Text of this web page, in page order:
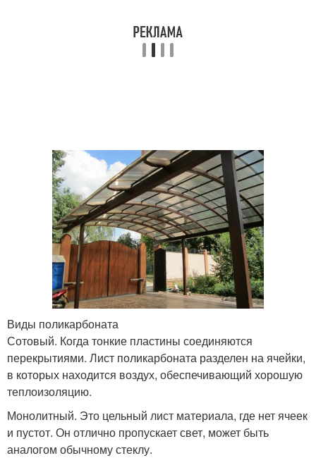
Виды поликарбоната
Сотовый. Когда тонкие пластины соединяются
перекрытиями. Лист поликарбоната разделен на ячейки,
в которых находится воздух, обеспечивающий хорошую
теплоизоляцию.
Монолитный. Это цельный лист материала, где нет ячеек
и пустот. Он отлично пропускает свет, может быть
аналогом обычному стеклу.